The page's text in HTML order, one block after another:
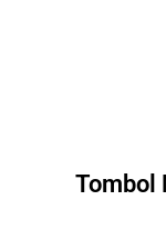
Tombol